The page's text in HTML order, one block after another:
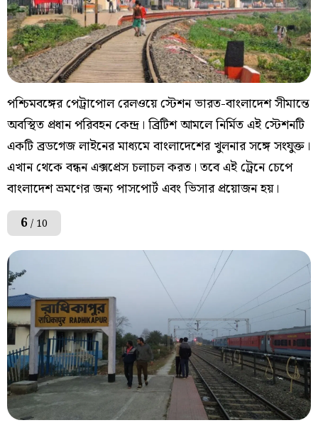
পশ্চিমবঙ্গের পেট্রাপোল রেলওয়ে স্টেশন ভারত-বাংলাদেশ সীমান্তে
অবস্থিত প্রধান পরিবহন কেন্দ্র। ব্রিটিশ আমলে নির্মিত এই স্টেশনটি
একটি ব্রডগেজ লাইনের মাধ্যমে বাংলাদেশের খুলনার সঙ্গে সংযুক্ত।
এখান থেকে বন্ধন এক্সপ্রেস চলাচল করত। তবে এই ট্রেনে চেপে
বাংলাদেশ ভ্রমণের জন্য পাসপোর্ট এবং ভিসার প্রয়োজন হয়।
6/ 10